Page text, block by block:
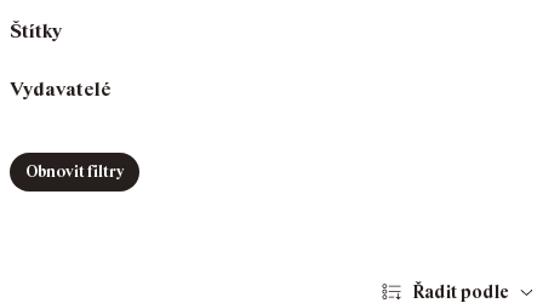
Štítky
Vydavatelé
Obnovit filtry
Řadit podle